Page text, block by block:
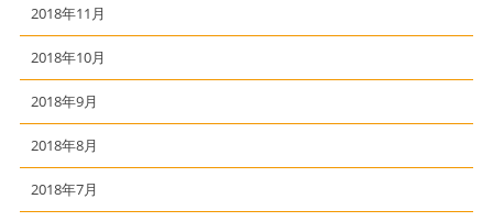
2018年11月
2018年10月
2018年9月
2018年8月
2018年7月